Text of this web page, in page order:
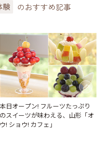
験 のおすすめ記事
本日オープン! フルーツたっぷり
のスイーツが味わえる、山形「オ
ウ! ショウ! カフェ」